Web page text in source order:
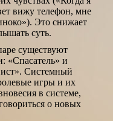
вижу телефон, мне
Это снижает
суть.
существуют
«Спасатель» и
Системный
игры и их
в системе,
о новых